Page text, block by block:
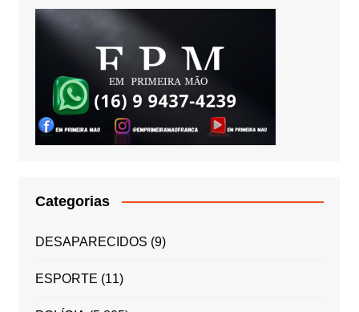
Categorias
DESAPARECIDOS (9)
ESPORTE (11)